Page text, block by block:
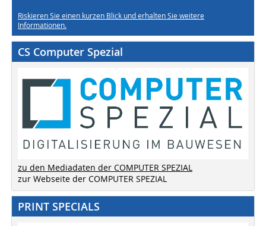
Riskieren Sie einen kurzen Blick und erhalten Sie weitere
Informationen.
CS Computer Spezial
zu den Mediadaten der COMPUTER SPEZIAL
zur Webseite der COMPUTER SPEZIAL
PRINT SPECIALS